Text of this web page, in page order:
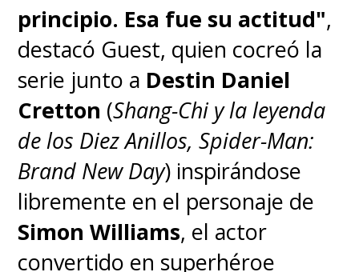
poco para que lo que está en
juego, '¿Qué pasa si no
puedes contenerlo?', sea más
inmediato".
"En cierto modo, también es
una historia sobre la
desigualdad. En la mía,
también vas a ver a la gente que
principio. Esa fue su actitud",
destacó Guest, quien cocreó la
serie junto a Destin Daniel
Cretton (Shang-Chi y la leyenda
de los Diez Anillos, Spider-Man:
Brand New Day) inspirándose
libremente en el personaje de
Simon Williams, el actor
convertido en superhéroe